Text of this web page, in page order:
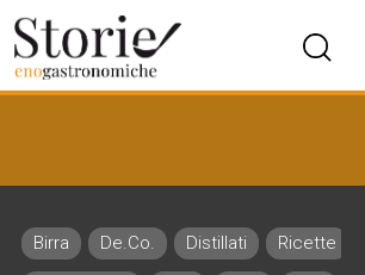
Birra De.Co. Distillati Ricette